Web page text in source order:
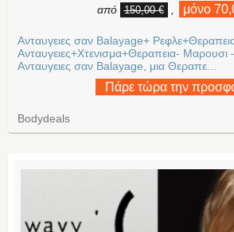
από 150,00 € μόνο
Ανταυγειες σαν Balayage+
Ανταυγειες+Χτενισμα+Θεραπεια-
Ανταυγειες σαν Balayage, μια Θεραπε...
Πάρε τώρα την
Bodydeals